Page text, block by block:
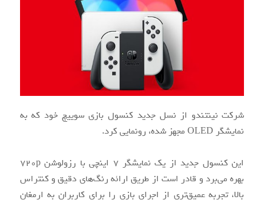
شرکت نینتندو از نسل جدید کنسول بازی سوییچ خود که به
نمایشگر OLED مجهز شده، رونمایی کرد.
این کنسول جدید از یک نمایشگر 7 اینچی با رزولوشن 720p
بهره ‌می‌برد و قادر است از طریق ارائه رنگ‌‌های دقیق و کنتراس
بالا، تجربه عمیق‌تری از اجرای بازی را برای کاربران به ارمغان